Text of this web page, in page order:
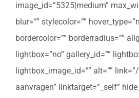
image_id=”5325|medium”
blur=”” stylecolor=””
bordercolor=”” borderradius=””
lightbox=”no” gallery_id=””
lightbox_image_id=”” alt=””
aanvragen” linktarget=”_self”